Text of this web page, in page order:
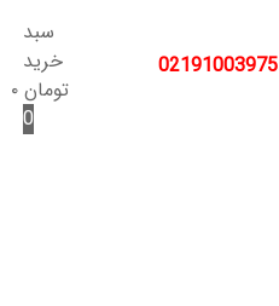
02191003975
سبد
خرید
تومان۰
0